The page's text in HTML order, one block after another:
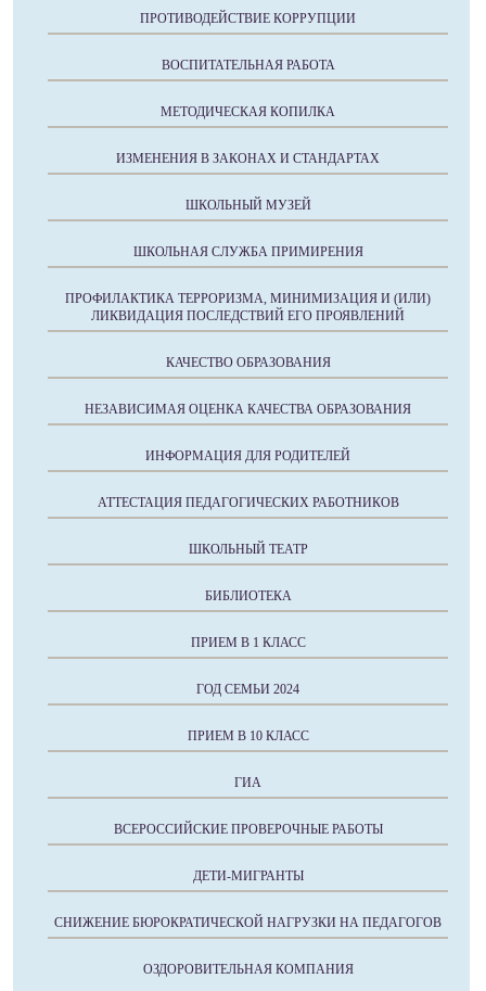
ПРОТИВОДЕЙСТВИЕ КОРРУПЦИИ
ВОСПИТАТЕЛЬНАЯ РАБОТА
МЕТОДИЧЕСКАЯ КОПИЛКА
ИЗМЕНЕНИЯ В ЗАКОНАХ И СТАНДАРТАХ
ШКОЛЬНЫЙ МУЗЕЙ
ШКОЛЬНАЯ СЛУЖБА ПРИМИРЕНИЯ
ПРОФИЛАКТИКА ТЕРРОРИЗМА, МИНИМИЗАЦИЯ И (ИЛИ)
ЛИКВИДАЦИЯ ПОСЛЕДСТВИЙ ЕГО ПРОЯВЛЕНИЙ
КАЧЕСТВО ОБРАЗОВАНИЯ
НЕЗАВИСИМАЯ ОЦЕНКА КАЧЕСТВА ОБРАЗОВАНИЯ
ИНФОРМАЦИЯ ДЛЯ РОДИТЕЛЕЙ
АТТЕСТАЦИЯ ПЕДАГОГИЧЕСКИХ РАБОТНИКОВ
ШКОЛЬНЫЙ ТЕАТР
БИБЛИОТЕКА
ПРИЕМ В 1 КЛАСС
ГОД СЕМЬИ 2024
ПРИЕМ В 10 КЛАСС
ГИА
ВСЕРОССИЙСКИЕ ПРОВЕРОЧНЫЕ РАБОТЫ
ДЕТИ-МИГРАНТЫ
СНИЖЕНИЕ БЮРОКРАТИЧЕСКОЙ НАГРУЗКИ НА ПЕДАГОГОВ
ОЗДОРОВИТЕЛЬНАЯ КОМПАНИЯ